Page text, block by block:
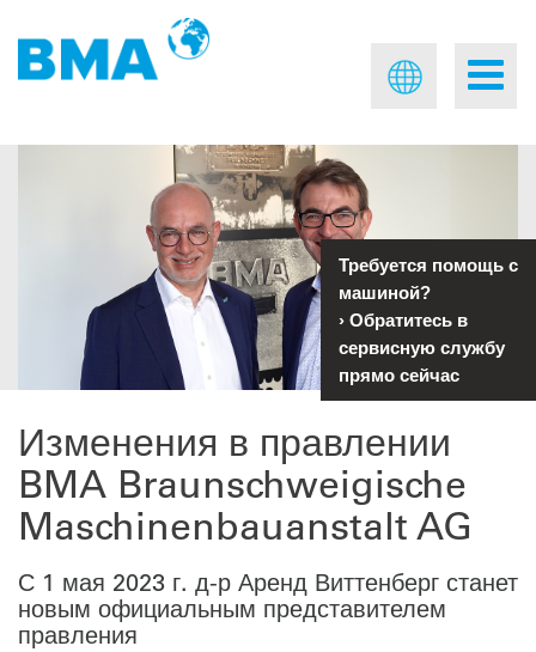
Изменения в правлении
BMA Braunschweigische
Maschinenbauanstalt AG
С 1 мая 2023 г. д-р Аренд Виттенберг станет
новым официальным представителем
правления
Требуется помощь с
машиной?
› Обратитесь в
сервисную службу
прямо сейчас